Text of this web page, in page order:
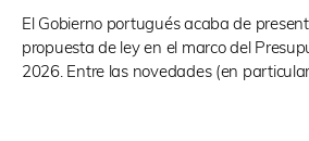
El Gobierno portugués acaba de
propuesta de ley en el marco del
2026. Entre las novedades (en